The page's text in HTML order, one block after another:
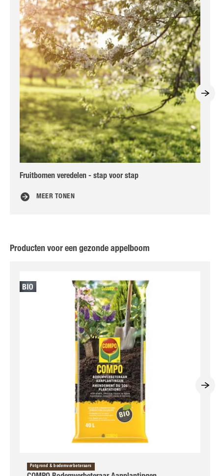
Fruitbomen veredelen - stap voor stap
MEER TONEN
Producten voor een gezonde appelboom
Potgrond & bodemverbeteraars